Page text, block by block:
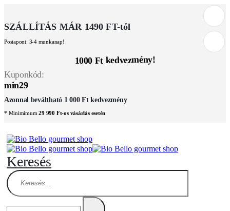
SZÁLLÍTÁS MÁR 1490 FT-tól
Postapont: 3-4 munkanap!
1000 Ft kedvezmény!
Kuponkód:
min29
Azonnal beváltható 1 000 Ft kedvezmény
* Minimimum29 990 Ft-os vásárlás esetén
Keresés